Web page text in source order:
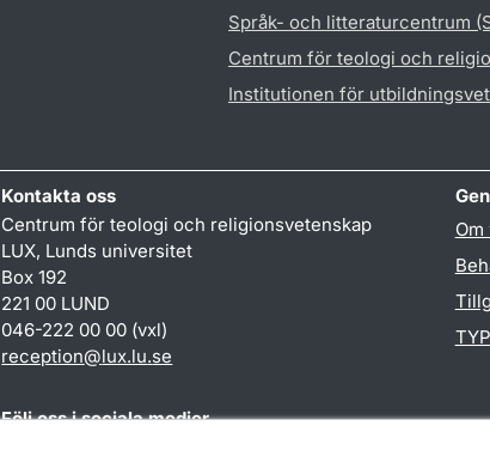
Språk- och litteraturcentrum
Centrum för teologi och
Institutionen för
Kontakta oss
Centrum för teologi och religionsvetenskap
LUX, Lunds universitet
Box 192
221 00 LUND
046-222 00 00 (vxl)
reception@lux.lu.se
Följ oss i sociala medier